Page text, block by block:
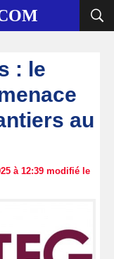
: le
au
à 12:39 modifié le